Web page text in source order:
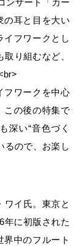
ンサート「カー
の耳と目を大い
イフワークとし
り組むなど、
フワークを中心
この後の特集で
深い“音色づく
るので、お楽し
ワイ氏。東京と
年に初版された
中のフルート